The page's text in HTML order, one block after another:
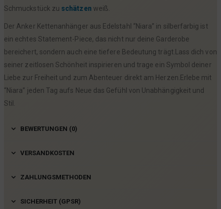
Schmuckstück zu schätzen weiß.
Der Anker Kettenanhänger aus Edelstahl “Niara” in silberfarbig ist
ein echtes Statement-Piece, das nicht nur deine Garderobe
bereichert, sondern auch eine tiefere Bedeutung trägt.Lass dich von
seiner zeitlosen Schönheit inspirieren und trage ein Symbol deiner
Liebe zur Freiheit und zum Abenteuer direkt am Herzen.Erlebe mit
“Niara” jeden Tag aufs Neue das Gefühl von Unabhängigkeit und
Stil.
BEWERTUNGEN (0)
VERSANDKOSTEN
ZAHLUNGSMETHODEN
SICHERHEIT (GPSR)